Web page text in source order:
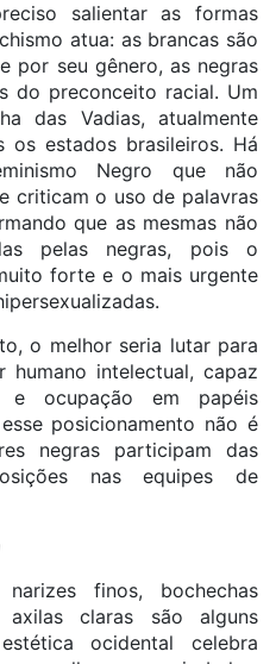
salientar as formas
atua: as brancas são
por seu gênero, as negras
do preconceito racial. Um
das Vadias, atualmente
os estados brasileiros. Há
Negro que não
criticam o uso de palavras
que as mesmas não
pelas negras, pois o
forte e o mais urgente
o melhor seria lutar para
humano intelectual, capaz
e ocupação em papéis
posicionamento não é
negras participam das
nas equipes de
finos, bochechas
claras são alguns
ocidental celebra